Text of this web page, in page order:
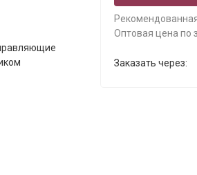
Оптовая цена по
Заказать через: